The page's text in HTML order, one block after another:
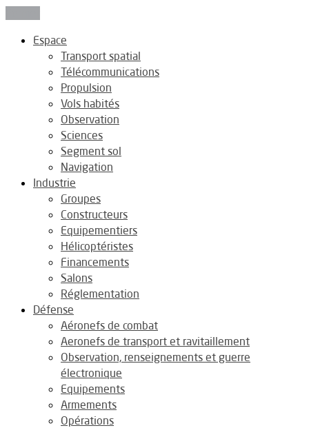
Espace
Transport spatial
Télécommunications
Propulsion
Vols habités
Observation
Sciences
Segment sol
Navigation
Industrie
Groupes
Constructeurs
Equipementiers
Hélicoptéristes
Financements
Salons
Réglementation
Défense
Aéronefs de combat
Aeronefs de transport et ravitaillement
Observation, renseignements et guerre
électronique
Equipements
Armements
Opérations